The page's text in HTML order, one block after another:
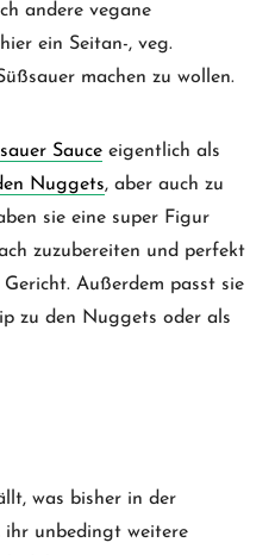
andere vegane
ein Seitan-, veg.
machen zu wollen.
Sauce eigentlich als
Nuggets, aber auch zu
sie eine super Figur
zuzubereiten und perfekt
Außerdem passt sie
zu den Nuggets oder als
was bisher in der
ihr unbedingt weitere